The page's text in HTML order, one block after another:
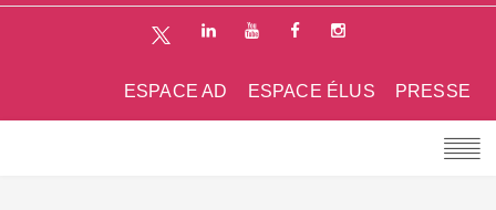
PRESSE
ESPACE ÉLUS
ESPACE AD